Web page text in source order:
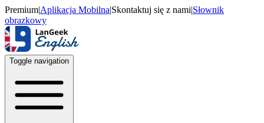
Premium|Aplikacja Mobilna|Skontaktuj się z nami|Słownik
obrazkowy
Toggle navigation